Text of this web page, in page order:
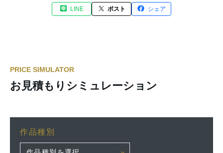
LINE ポスト シェア
PRICE SIMULATOR
お見積もりシミュレーション
作品種別